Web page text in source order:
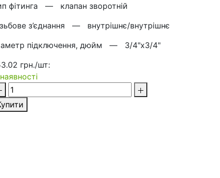
фітинга — клапан зворотній
з’єднання — внутрішнє/внутрішнє
підключення, дюйм — 3/4"х3/4"
грн./шт: